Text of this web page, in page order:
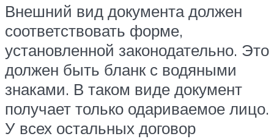
Внешний вид документа должен
соответствовать форме,
установленной законодательно. Это
должен быть бланк с водяными
знаками. В таком виде документ
получает только одариваемое лицо.
У всех остальных договор